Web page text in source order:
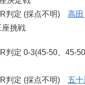
判定 (採点不明) 高田
挑戦
判定 0-3(45-50、45-
判定 (採点不明) 五